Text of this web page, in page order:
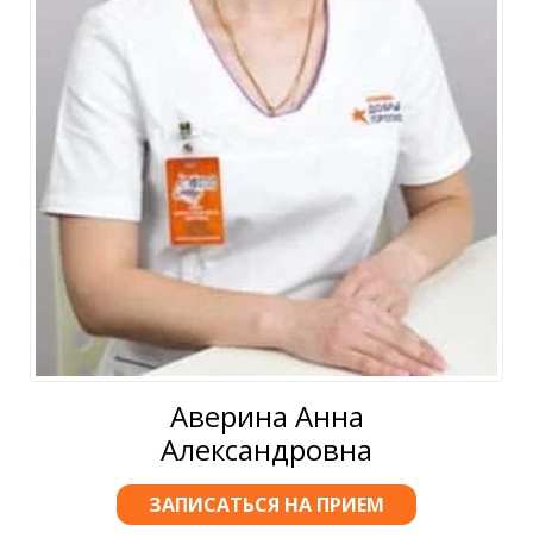
Аверина Анна
Александровна
ЗАПИСАТЬСЯ НА ПРИЕМ